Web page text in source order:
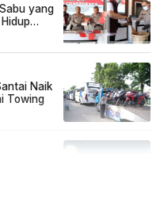
yang
Naik
Towing